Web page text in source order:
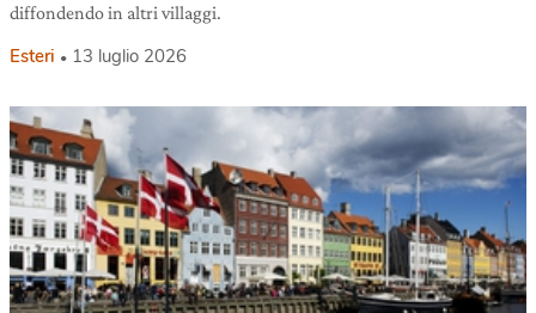
diffondendo in altri villaggi.
Esteri 13 luglio 2026